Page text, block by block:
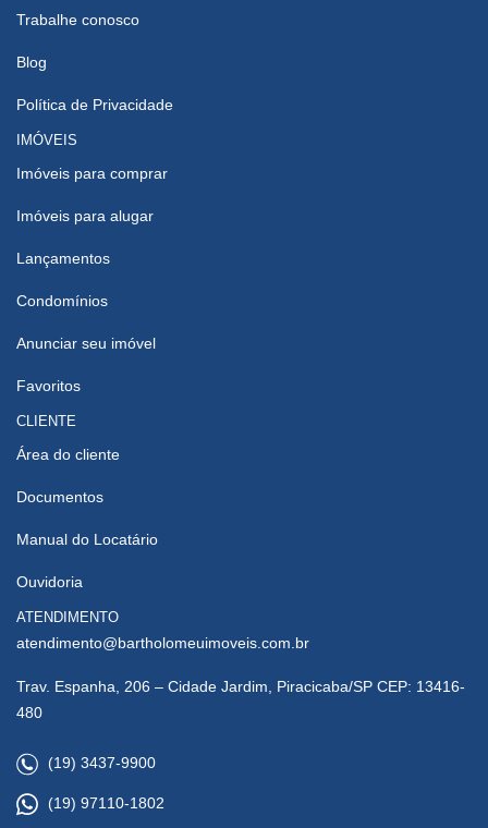
Trabalhe conosco
Blog
Política de Privacidade
IMÓVEIS
Imóveis para comprar
Imóveis para alugar
Lançamentos
Condomínios
Anunciar seu imóvel
Favoritos
CLIENTE
Área do cliente
Documentos
Manual do Locatário
Ouvidoria
ATENDIMENTO
atendimento@bartholomeuimoveis.com.br
Trav. Espanha, 206 – Cidade Jardim, Piracicaba/SP CEP: 13416-
480
(19) 3437-9900
(19) 97110-1802